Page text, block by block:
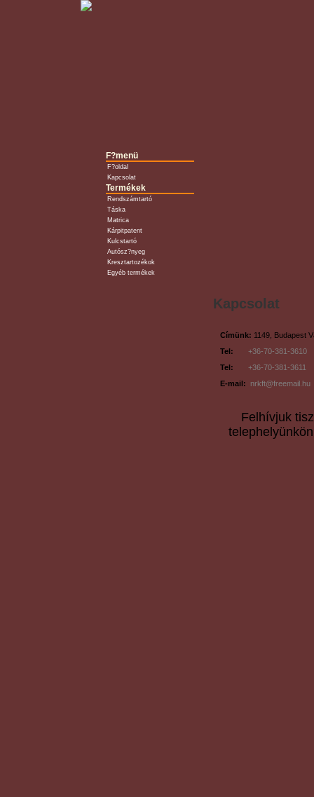
F?menü
F?oldal
Kapcsolat
Termékek
Rendszámtartó
Táska
Matrica
Kárpitpatent
Kulcstartó
Autósz?nyeg
Kresztartozékok
Egyéb termékek
Kapcsolat
Címünk: 1149, Budapest
Tel:
+36-70-381-3610
Tel:
+36-70-381-3611
E-mail:
nrkft@freemail.hu
Felhívjuk